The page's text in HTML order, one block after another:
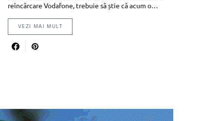
reîncărcare Vodafone, trebuie să știe că acum o…
VEZI MAI MULT